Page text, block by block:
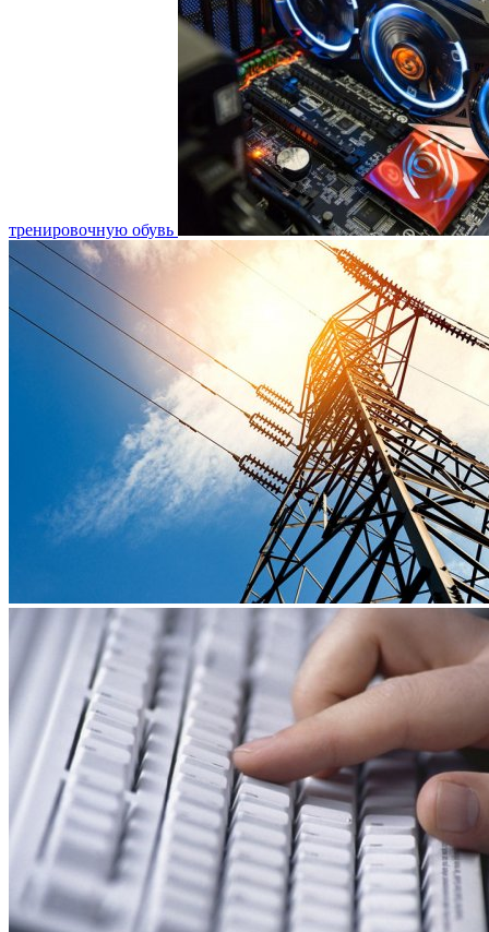
тренировочную обувь